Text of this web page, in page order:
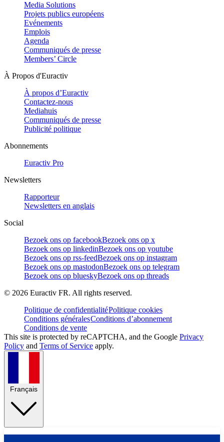
Media Solutions
Projets publics européens
Evénements
Emplois
Agenda
Communiqués de presse
Members’ Circle
À Propos d'Euractiv
À propos d’Euractiv
Contactez-nous
Mediahuis
Communiqués de presse
Publicité politique
Abonnements
Euractiv Pro
Newsletters
Rapporteur
Newsletters en anglais
Social
Bezoek ons op facebookBezoek ons op x
Bezoek ons op linkedinBezoek ons op youtube
Bezoek ons op rss-feedBezoek ons op instagram
Bezoek ons op mastodonBezoek ons op telegram
Bezoek ons op blueskyBezoek ons op threads
© 2026 Euractiv FR. All rights reserved.
Politique de confidentialitéPolitique cookies
Conditions généralesConditions d’abonnement
Conditions de vente
This site is protected by reCAPTCHA, and the Google Privacy
Policy and Terms of Service apply.
Français